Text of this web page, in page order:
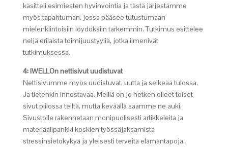
käsitteli esimiesten hyvinvointia ja tästä järjestämme
myös tapahtuman, jossa pääsee tutustumaan
mielenkiintoisiin löydöksiin tarkemmin. Tutkimus esittelee
neljä erilaista toimijuustyyliä, jotka ilmenivät
tutkimuksessa.
4: IWELLOn nettisivut uudistuvat
Nettisivumme myös uudistuvat, uutta ja selkeää tulossa.
Ja tietenkin innostavaa. Meillä on jo hetken olleet toiset
sivut piilossa teiltä, mutta keväällä saamme ne auki.
Sivustolle rakennetaan monipuolisesti artikkeleita ja
materiaalipankki koskien työssäjaksamista
stressinsietokykyä ja yleisesti terveitä elämäntapoja.